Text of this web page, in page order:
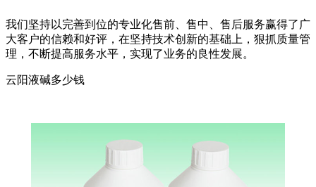
我们坚持以完善到位的专业化售前、售中、售后服务赢得了广
大客户的信赖和好评，在坚持技术创新的基础上，狠抓质量管
理，不断提高服务水平，实现了业务的良性发展。
云阳液碱多少钱